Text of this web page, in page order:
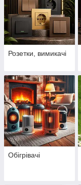
Розетки, вимикачі
Обігрівачі